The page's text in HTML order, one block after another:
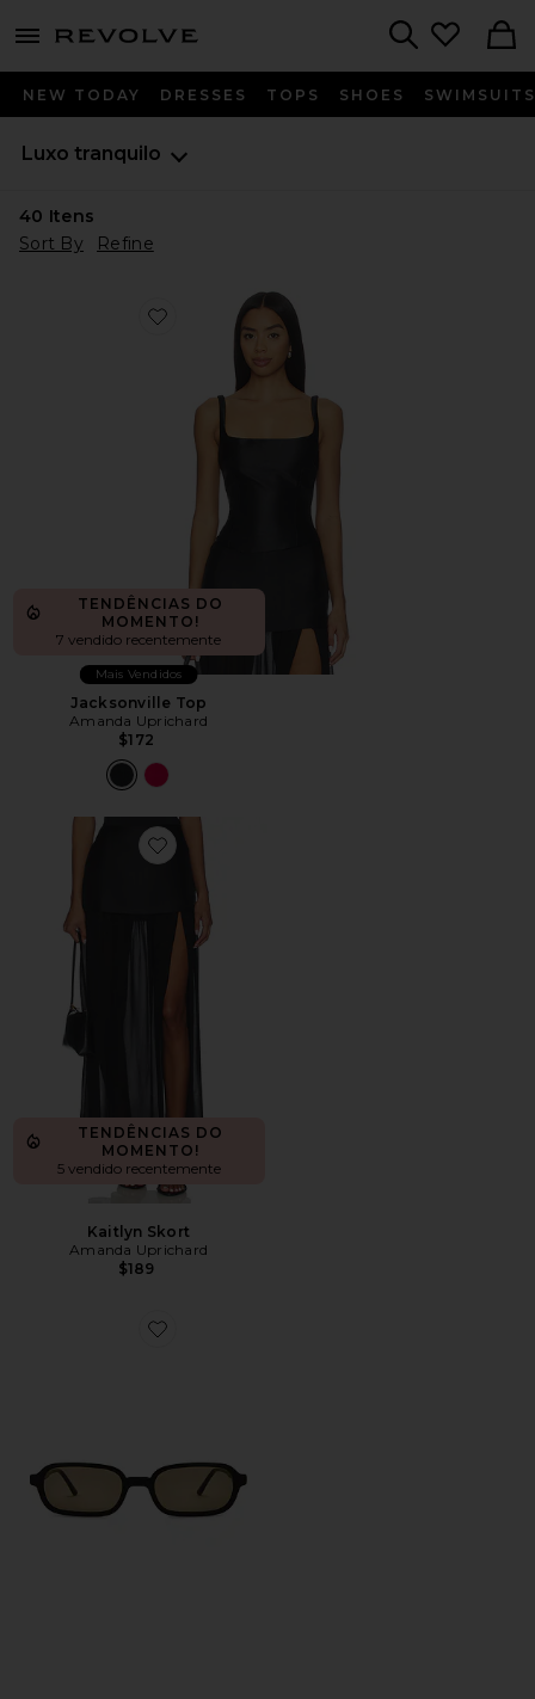
menu - shows more content
NEW TODAY DRESSES TOPS SHOES SWIMSUITS
Luxo tranquilo
40 Itens
Sort By
Refine
Favorite Jacksonville Top
TENDÊNCIAS DO
MOMENTO!
7 vendido recentemente
Mais Vendidos
Jacksonville Top
Amanda Uprichard
$172
Favorite Kaitlyn Skort
TENDÊNCIAS DO
MOMENTO!
5 vendido recentemente
Kaitlyn Skort
Amanda Uprichard
$189
Favorite Frankie Sunglasses